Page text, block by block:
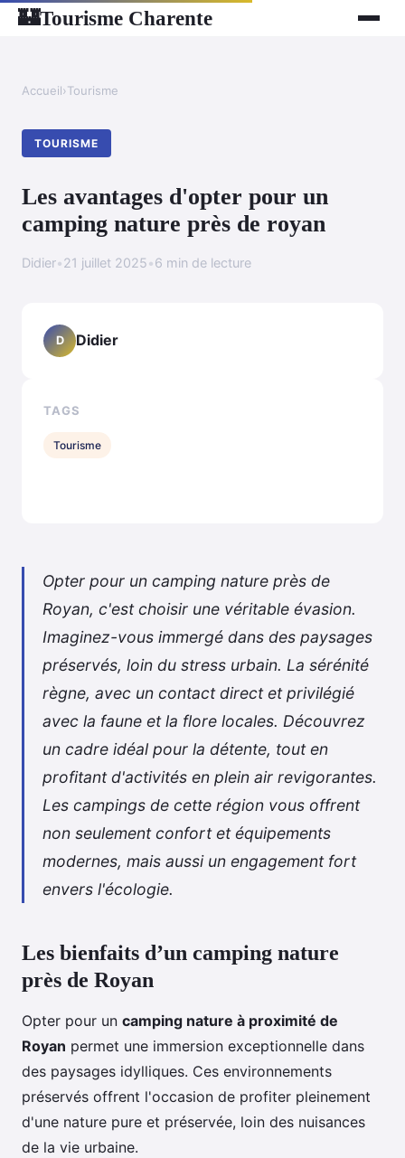
🏰Tourisme Charente
Accueil›Tourisme
TOURISME
Les avantages d'opter pour un
camping nature près de royan
Didier•21 juillet 2025•6 min de lecture
Opter pour un camping nature près de
Royan, c'est choisir une véritable évasion.
Imaginez-vous immergé dans des paysages
préservés, loin du stress urbain. La sérénité
règne, avec un contact direct et privilégié
avec la faune et la flore locales. Découvrez
un cadre idéal pour la détente, tout en
profitant d'activités en plein air revigorantes.
Les campings de cette région vous offrent
non seulement confort et équipements
modernes, mais aussi un engagement fort
envers l'écologie.
Les bienfaits d’un camping nature
près de Royan
Opter pour un camping nature à proximité de
Royan permet une immersion exceptionnelle dans
des paysages idylliques. Ces environnements
préservés offrent l'occasion de profiter pleinement
d'une nature pure et préservée, loin des nuisances
de la vie urbaine.
D Didier
TAGS
Tourisme